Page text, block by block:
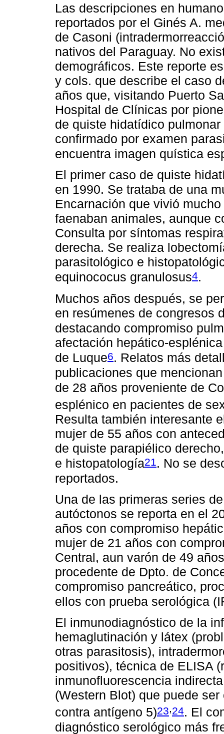
Las descripciones en
reportados por el Ginés A.
de Casoni
nativos del Paraguay. No
demográficos. Este reporte
y cols. que describe el caso
años que, visitando Puerto
Hospital de Clínicas por
de quiste hidatídico
confirmado por examen
encuentra imagen quística
El primer caso de quiste
en 1990. Se trataba de una
Encarnación que vivió
faenaban animales, aunque
Consulta por síntomas
derecha. Se realiza
parasitológico e
equinococus granulosus4.
Muchos años después, se
en resúmenes de congresos
destacando compromiso
afectación hepático-
de Luque6. Relatos más
publicaciones que
de 28 años proveniente de
esplénico en pacientes de
Resulta también interesante
mujer de 55 años con
de quiste parapiélico
e histopatología21 . No se
reportados.
Una de las primeras series
autóctonos se reporta en el
años con compromiso
mujer de 21 años con
Central, aun varón de 49
procedente de Dpto. de
compromiso pancreático,
ellos con prueba serológica
El inmunodiagnóstico de la
hemaglutinación y látex
otras parasitosis),
positivos), técnica de ELISA
inmunofluorescencia
(Western Blot) que puede
contra antígeno 5)23,24. El
diagnóstico serológico más